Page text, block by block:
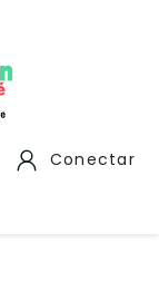
Conectar